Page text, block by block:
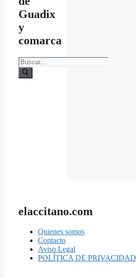
Guadix
y
comarca
Buscar:
elaccitano.com
Quienes somos
Contacto
Aviso Legal
POLÍTICA DE PRIVACIDAD